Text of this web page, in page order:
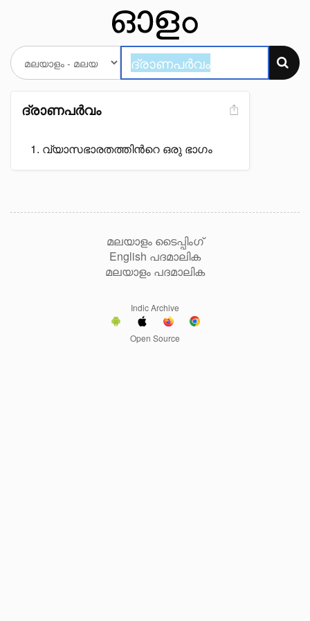
ദ്രാണപർവം
വ്യാസഭാരതത്തിൻറെ ഒരു ഭാഗം
മലയാളം ടൈപ്പിംഗ്
English പദമാലിക
മലയാളം പദമാലിക
Indic Archive
Open Source